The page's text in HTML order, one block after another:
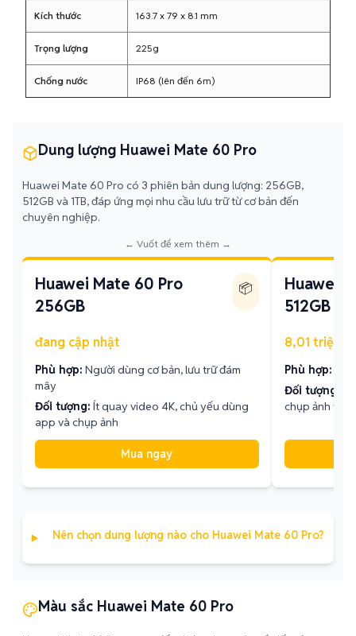
Kích thước 163.7 x 79 x 8.1 mm
Trọng lượng 225g
Chống nước IP68 (lên đến 6m)
Dung lượng Huawei Mate 60 Pro
Huawei Mate 60 Pro có 3 phiên bản dung lượng: 256GB,
512GB và 1TB, đáp ứng mọi nhu cầu lưu trữ từ cơ bản đến
chuyên nghiệp.
← Vuốt để xem thêm →
Huawei Mate 60 Pro
256GB
📦
đang cập nhật
Phù hợp: Người dùng cơ bản, lưu trữ đám
mây
Đối tượng: Ít quay video 4K, chủ yếu dùng
app và chụp ảnh
Mua ngay
Huawei
512GB
8,01 triệu -
Phù hợp:
Đối tượng:
chụp ảnh và
Nên chọn dung lượng nào cho Huawei Mate 60 Pro?
Màu sắc Huawei Mate 60 Pro